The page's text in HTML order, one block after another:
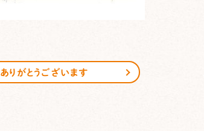
ありがとうございます